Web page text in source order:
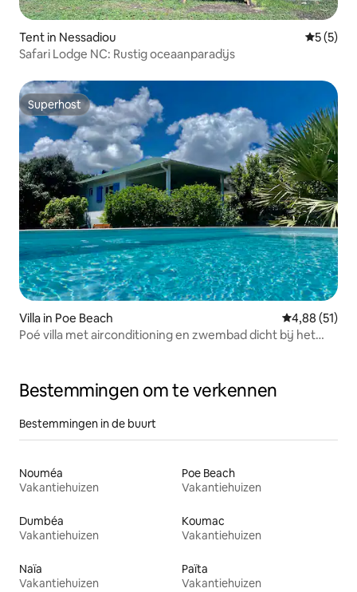
Tent in Nessadiou
5 (5)
Safari Lodge NC: Rustig oceaanparadijs
Superhost
Superhost
Villa in Poe Beach Gemiddelde
4,88 (51)
Poé villa met airconditioning en zwembad dicht bij het
Bestemmingen om te verkennen
Bestemmingen in de buurt
Nouméa
Vakantiehuizen
Poe Beach
Vakantiehuizen
Dumbéa
Vakantiehuizen
Koumac
Vakantiehuizen
Naïa
Vakantiehuizen
Païta
Vakantiehuizen